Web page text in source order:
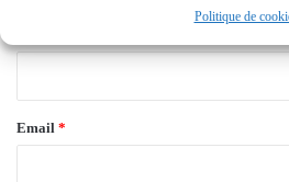
Politique de
Email *